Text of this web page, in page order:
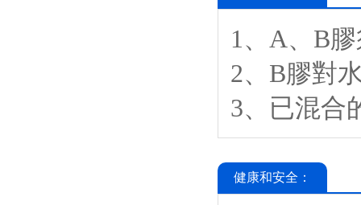
1、A、B
2、B膠對
3、已混合
健康和安全：